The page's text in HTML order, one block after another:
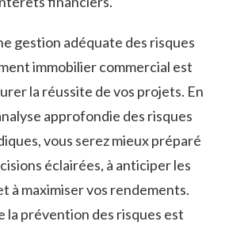
gestion adéquate des risques
immobilier ⁣commercial⁢ est
la réussite de vos projets. En
approfondie des risques
⁣vous serez mieux préparé
éclairées, à anticiper ⁣les
à ‌maximiser vos⁣ rendements.
la prévention des risques⁣ est⁣